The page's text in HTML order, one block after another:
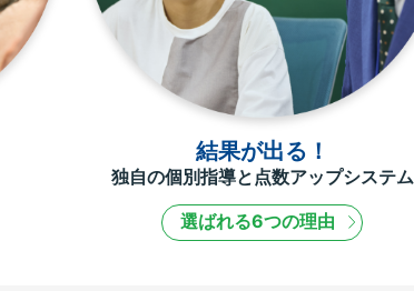
結果が出る！
独自の個別指導と点数アップシステム
選ばれる6つの理由